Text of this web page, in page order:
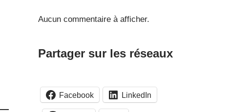
Aucun commentaire à afficher.
Partager sur les réseaux
Facebook LinkedIn